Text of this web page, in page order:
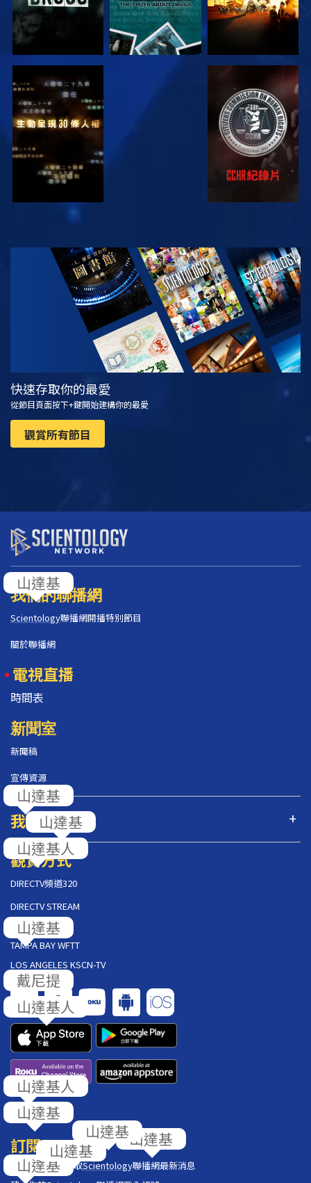
觀看 觀看
觀看 探索系列節目
快速存取你的最愛
從節目頁面按下+鍵開始建構你的最愛
觀賞所有節目
我們的聯播網
Scientology聯播網開播特別節目
關於聯播網
電視直播
時間表
新聞室
新聞稿
宣傳資源
我們的節目
觀賞方式
DIRECTV頻道320
DIRECTV STREAM
AT&T U-VERSE
TAMPA BAY WFTT
LOS ANGELES KSCN-TV
回饋
訂閱
在你的收件匣獲取Scientology聯播網最新消息